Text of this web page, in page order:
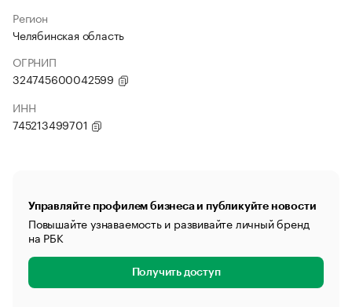
Регион
Челябинская область
ОГРНИП
324745600042599
ИНН
745213499701
Управляйте профилем бизнеса и публикуйте новости
Повышайте узнаваемость и развивайте личный бренд
на РБК
Получить доступ